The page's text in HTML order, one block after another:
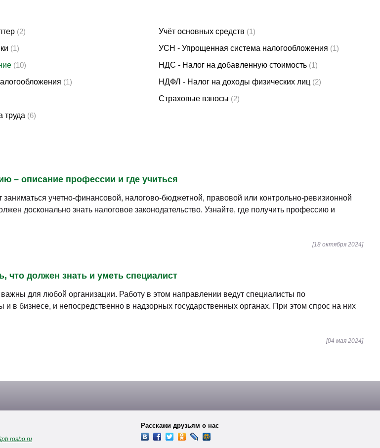
(2)
(1)
(10)
(1)
труда (6)
Учёт основных средств (1)
УСН - Упрощенная система налогообложения (1)
НДС - Налог на добавленную стоимость (1)
НДФЛ - Налог на доходы физических лиц (2)
Страховые взносы (2)
– описание профессии и где учиться
учетно-финансовой, налогово-бюджетной, правовой или контрольно-ревизионной
досконально знать налоговое законодательство. Узнайте, где получить профессию и
[18 октября 2024]
что должен знать и уметь специалист
для любой организации. Работу в этом направлении ведут специалисты по
в бизнесе, и непосредственно в надзорных государственных органах. При этом спрос на них
[04 мая 2024]
Расскажи друзьям о нас